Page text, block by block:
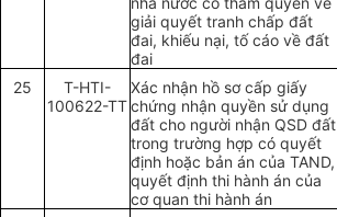
giải quyết tranh chấp đất
đai, khiếu nại, tố cáo về đất
đai
25
T-HTI-
100622-TT
Xác nhận hồ sơ cấp giấy
chứng nhận quyền sử dụng
đất cho người nhận QSD đất
trong trường hợp có quyết
định hoặc bản án của TAND,
quyết định thi hành án của
cơ quan thi hành án